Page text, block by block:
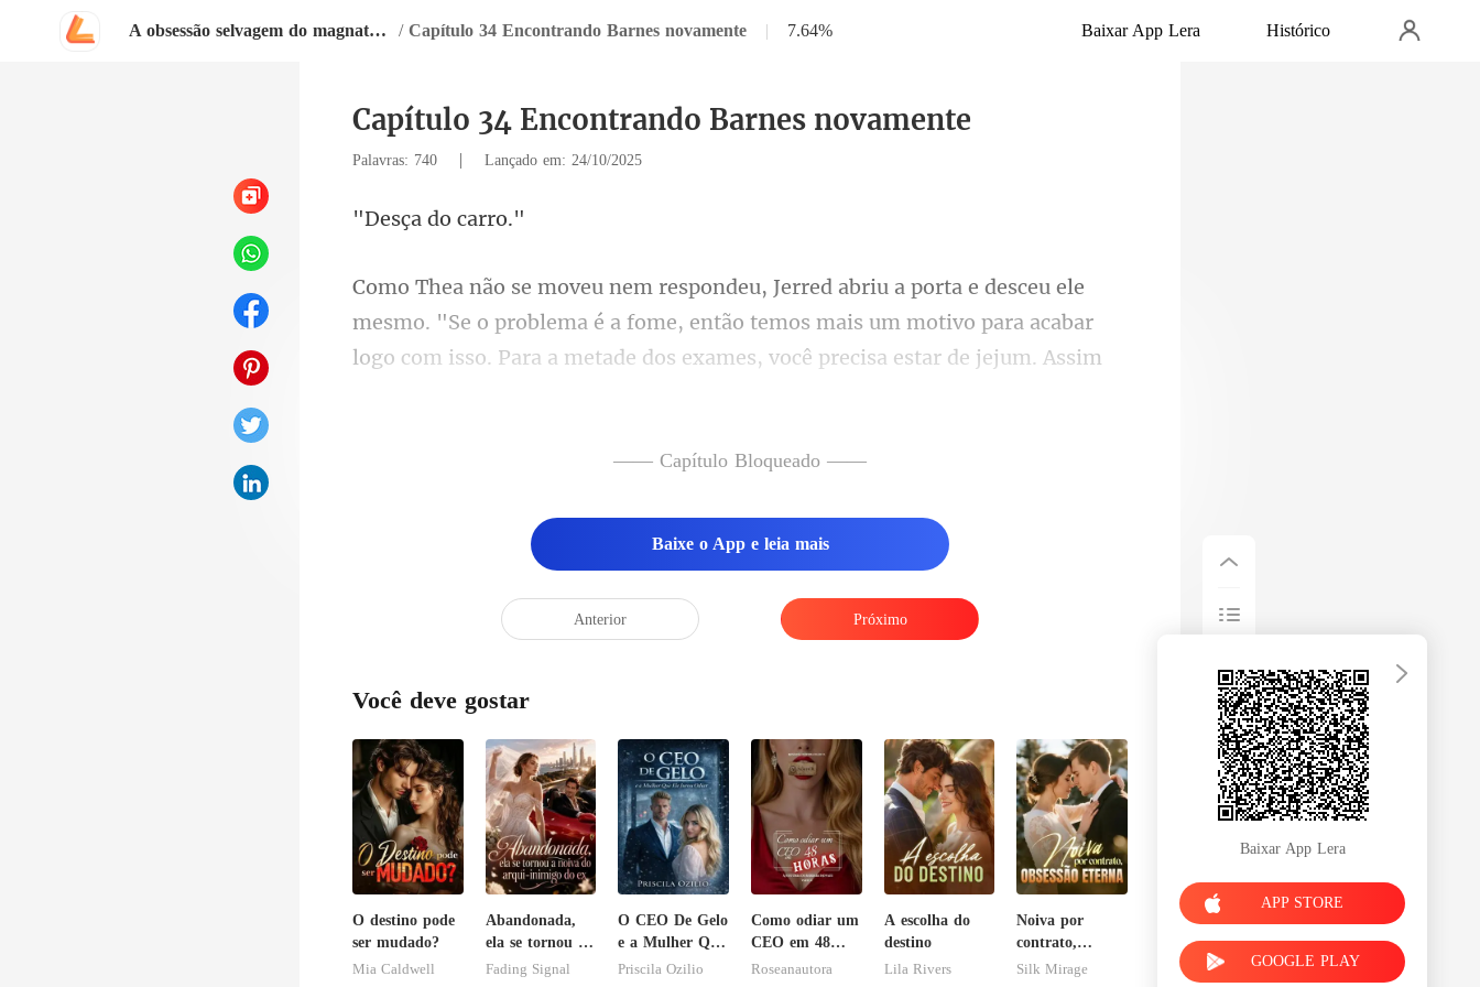
A obsessão selvagem do magnata arrependido / Capítulo 34 Encontrando Barnes novamente | 7.64% Baixar App Lera Histórico
Capítulo 34 Encontrando Barnes novamente
Palavras: 740 | Lançado em: 24/10/2025
a do
o problema é a fome, então temos mais um motivo para acabar
logo com isso. Para a m
vidida entre continuar se
—— Capítulo Bloqueado ——
Baixe o App e leia mais
Anterior Próximo
Você deve gostar
O destino pode
ser mudado?
Mia Caldwell
Abandonada,
ela se tornou a
noiva do arqui-
Fading Signal
O CEO De Gelo
e a Mulher Que
Ele Jurou
Priscila Ozilio
Como odiar um
CEO em 48
horas
Roseanautora
A escolha do
destino
Lila Rivers
Noiva por
contrato,
obsessão eterna
Silk Mirage
Baixar App Lera
APP STORE
GOOGLE PLAY